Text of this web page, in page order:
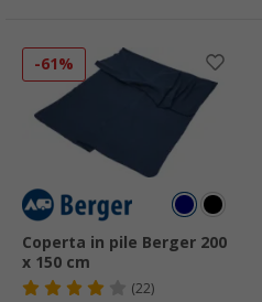
-61%
Coperta in pile Berger 200
x 150 cm
(22)